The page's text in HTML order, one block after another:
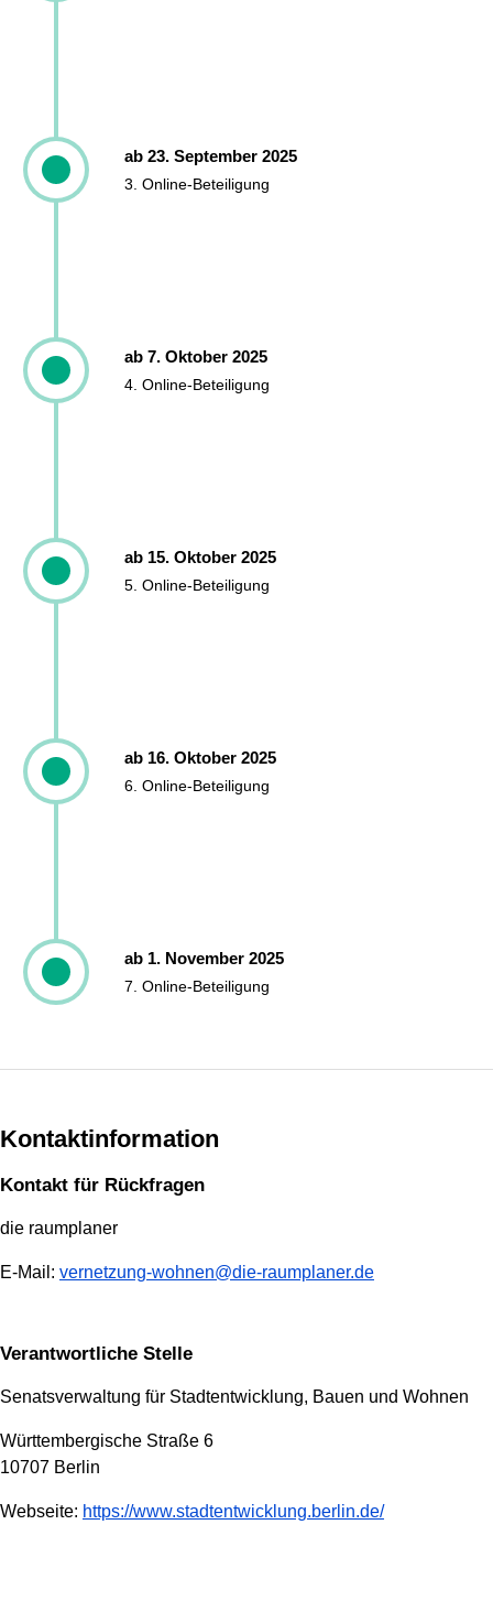
ab 23. September 2025
3. Online-Beteiligung
ab 7. Oktober 2025
4. Online-Beteiligung
ab 15. Oktober 2025
5. Online-Beteiligung
ab 16. Oktober 2025
6. Online-Beteiligung
ab 1. November 2025
7. Online-Beteiligung
Kontaktinformation
Kontakt für Rückfragen
die raumplaner
E-Mail: vernetzung-wohnen@die-raumplaner.de
Verantwortliche Stelle
Senatsverwaltung für Stadtentwicklung, Bauen und Wohnen
Württembergische Straße 6
10707 Berlin
Webseite: https://www.stadtentwicklung.berlin.de/